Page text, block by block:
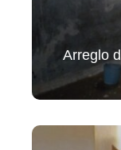
Arreglo